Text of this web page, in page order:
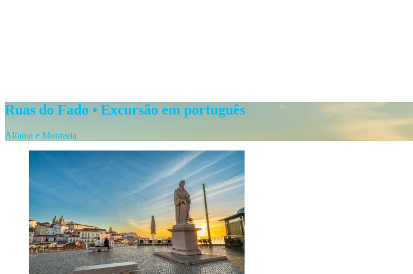
Ruas do Fado • Excursão em português
Alfama e Mouraria